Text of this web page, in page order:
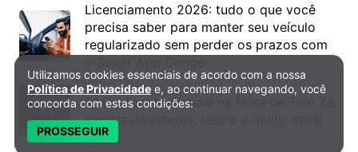
Licenciamento 2026: tudo o que você
precisa saber para manter seu veículo
regularizado sem perder os prazos com
6º DH Fest tem show na faixa de Tom Zé,
mostra de cinema, teatro e muito mais!
Política de Privacidade e Cookies
Utilizamos cookies essenciais de acordo com a nossa
Política de Privacidade e, ao continuar navegando, você
concorda com estas condições:
PROSSEGUIR